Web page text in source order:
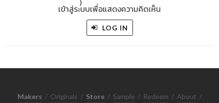
)
เข้าสู่ระบบเพื่อแสดงความคิดเห็น
LOG IN
Makers / Originals / Store / Sample / Redeem / About /